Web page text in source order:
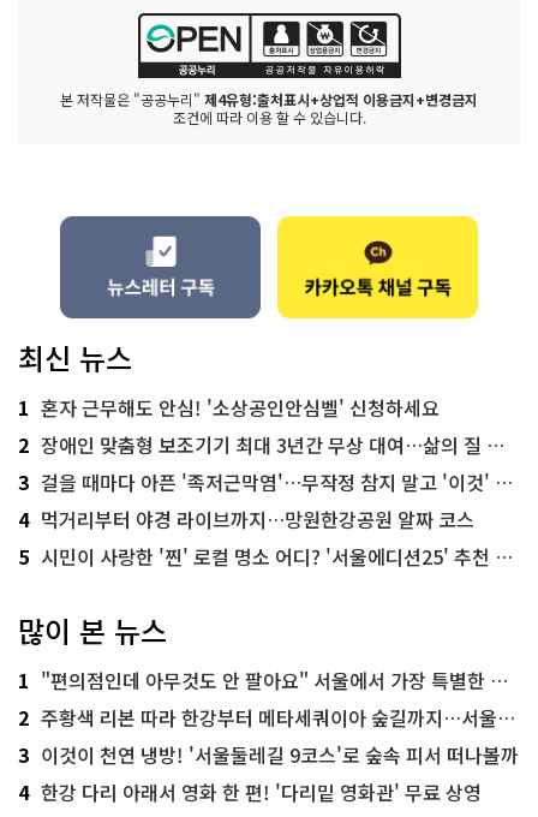
본 저작물은 "공공누리" 제4유형:출처표시+상업적 이용금지+변경금지
조건에 따라 이용 할 수 있습니다.
최신 뉴스
1 혼자 근무해도 안심! '소상공인안심벨' 신청하세요
2 장애인 맞춤형 보조기기 최대 3년간 무상 대여…삶의 질 높인다
3 걸을 때마다 아픈 '족저근막염'…무작정 참지 말고 '이것' 해보세요!
4 먹거리부터 야경 라이브까지…망원한강공원 알짜 코스
5 시민이 사랑한 '찐' 로컬 명소 어디? '서울에디션25' 추천 코스
많이 본 뉴스
1 "편의점인데 아무것도 안 팔아요" 서울에서 가장 특별한 편의점의 정체
2 주황색 리본 따라 한강부터 메타세쿼이아 숲길까지…서울둘레길 15코스
3 이것이 천연 냉방! '서울둘레길 9코스'로 숲속 피서 떠나볼까
4 한강 다리 아래서 영화 한 편! '다리밑 영화관' 무료 상영